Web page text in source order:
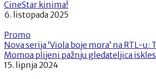
CineStar kinima!
6. listopada 2025
Promo
Nova serija ‘Viola boje mora’ na RTL-u:
Momoa plijeni pažnju gledateljica
15. lipnja 2024